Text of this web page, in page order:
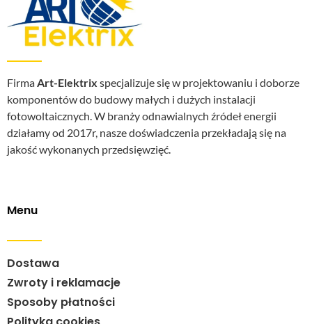
FirmaArt-Elektrix specjalizuje się w projektowaniu i doborze
komponentów do budowy małych i dużych instalacji
fotowoltaicznych. W branży odnawialnych źródeł energii
działamy od 2017r, nasze doświadczenia przekładają się na
jakość wykonanych przedsięwzięć.
Menu
Dostawa
Zwroty i reklamacje
Sposoby płatności